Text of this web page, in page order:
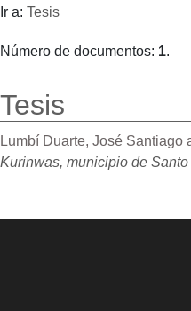
Ir a: Tesis
Número de documentos: 1.
Tesis
Lumbí Duarte, José Santiago
Kurinwas, municipio de